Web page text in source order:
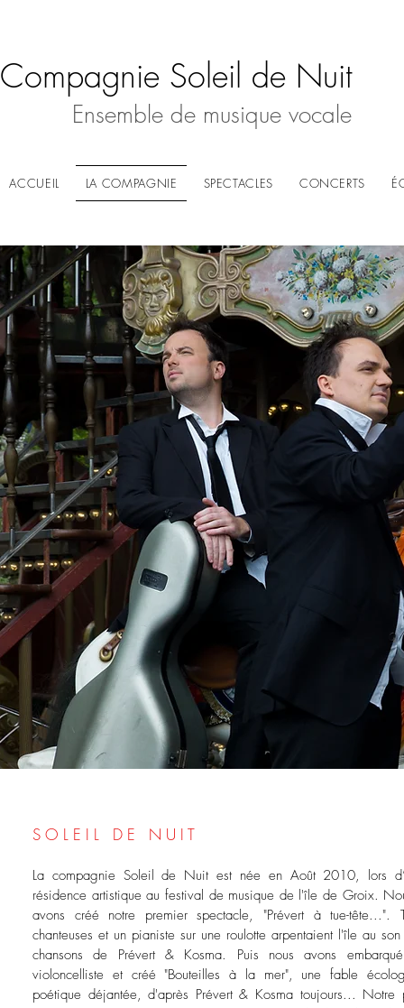
Compagnie Soleil de Nuit
Ensemble de musique vocale
ACCUEIL LA COMPAGNIE SPECTACLES CONCERTS
S O L E I L D E N U I T
La compagnie Soleil de Nuit est née en Août 2010, lors
résidence artistique au festival de musique de l'île de Groix.
avons créé notre premier spectacle, "Prévert à tue-tête...".
chanteuses et un pianiste sur une roulotte arpentaient l'île au
chansons de Prévert & Kosma. Puis nous avons
violoncelliste et créé "Bouteilles à la mer", une fable
poétique déjantée, d'après Prévert & Kosma toujours... Notre